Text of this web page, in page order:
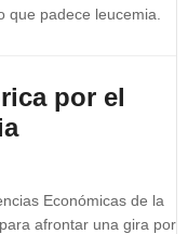
que padece leucemia.
por el
Económicas de la
afrontar una gira por